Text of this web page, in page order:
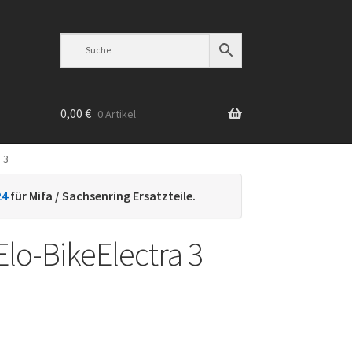
0,00 € 0 Artikel
für Mifa / Sachsenring Ersatzteile.
BikeElectra 3